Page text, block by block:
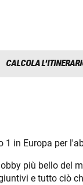
CALCOLA
in Europa per
più bello del
e tutto ciò